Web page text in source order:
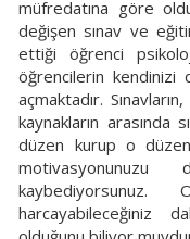
müfredatına göre
değişen sınav ve
ettiği öğrenci
öğrencilerin kendinizi
açmaktadır.
kaynakların arasında
düzen kurup o
harcayabileceğiniz